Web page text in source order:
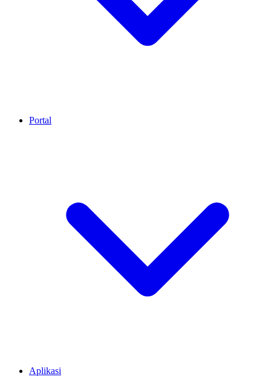
Portal
Aplikasi